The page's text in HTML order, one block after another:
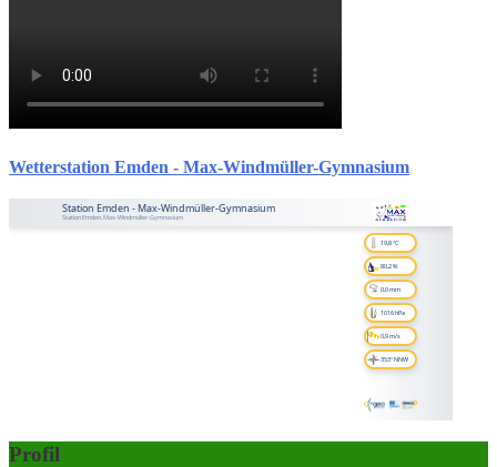
Wetterstation Emden - Max-Windmüller-Gymnasium
Profil